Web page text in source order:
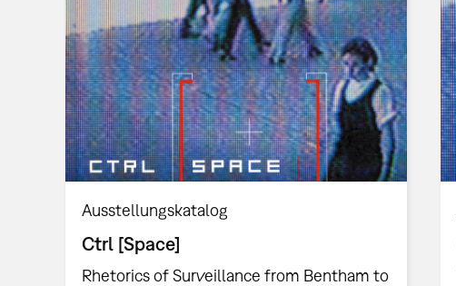
Ausstellungskatalog
Ctrl [Space]
Rhetorics of Surveillance from Bentham to